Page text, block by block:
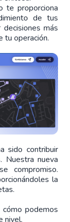
te proporciona
de tus
más
tu operación.
sido contribuir
Nuestra nueva
compromiso.
la
podemos
nivel.